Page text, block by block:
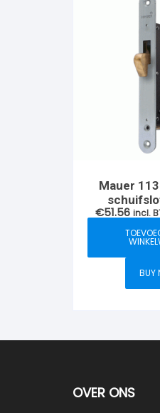
Mauer
€51.56 incl.
BUY
OVER ONS